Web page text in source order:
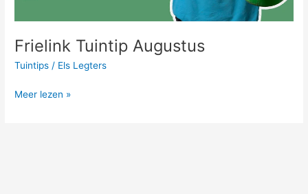
Frielink Tuintip Augustus
Tuintips / Els Legters
Meer lezen »